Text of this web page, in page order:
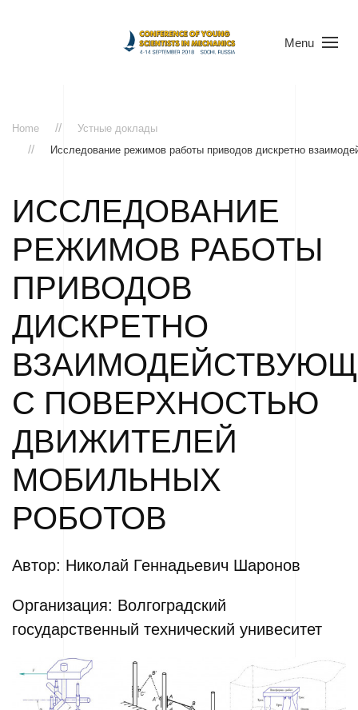
Menu
Home
Устные доклады
Исследование режимов работы приводов дискретно
ИССЛЕДОВАНИЕ
РЕЖИМОВ РАБОТЫ
ПРИВОДОВ
ДИСКРЕТНО
С ПОВЕРХНОСТЬЮ
ДВИЖИТЕЛЕЙ
МОБИЛЬНЫХ
РОБОТОВ
Автор: Николай Геннадьевич Шаронов
Организация: Волгоградский
государственный технический унивеситет